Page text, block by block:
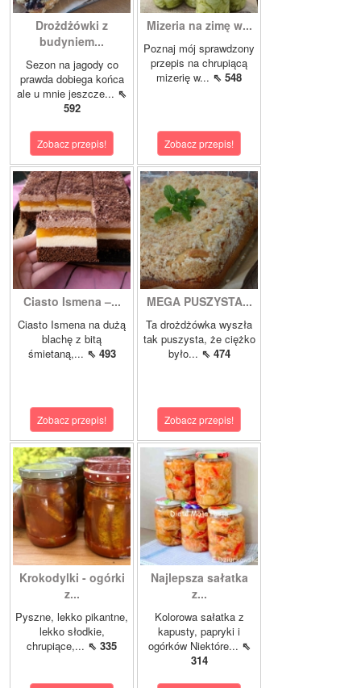
Drożdżówki z
budyniem...
Sezon na jagody co
prawda dobiega końca
ale u mnie jeszcze... ⇖
592
Zobacz przepis!
Mizeria na zimę w...
Poznaj mój sprawdzony
przepis na chrupiącą
mizerię w... ⇖ 548
Zobacz przepis!
Ciasto Ismena –...
Ciasto Ismena na dużą
blachę z bitą
śmietaną,... ⇖ 493
Zobacz przepis!
MEGA PUSZYSTA...
Ta drożdżówka wyszła
tak puszysta, że ciężko
było... ⇖ 474
Zobacz przepis!
Krokodylki - ogórki
z...
Pyszne, lekko pikantne,
lekko słodkie,
chrupiące,... ⇖ 335
Najlepsza sałatka
z...
Kolorowa sałatka z
kapusty, papryki i
ogórków Niektóre... ⇖
314